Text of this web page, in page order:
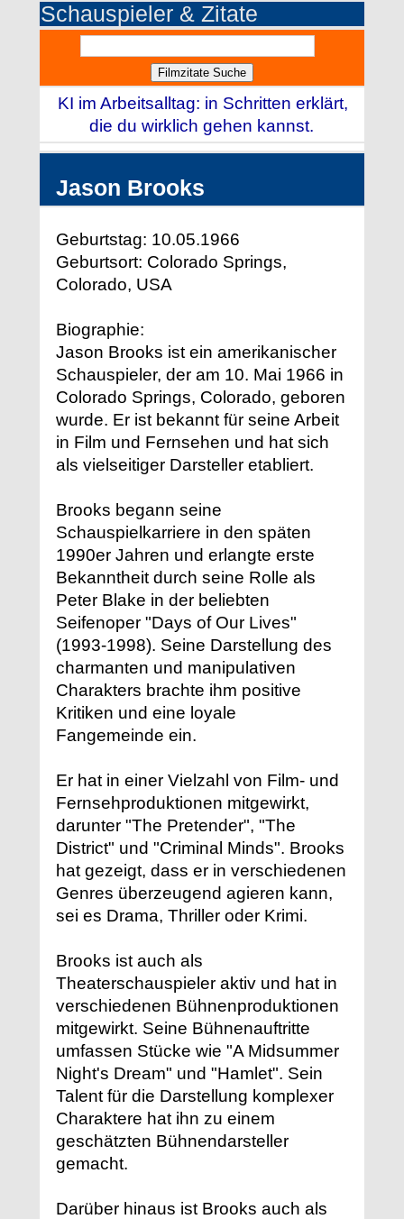
Schauspieler & Zitate
KI im Arbeitsalltag: in Schritten erklärt,
die du wirklich gehen kannst.
Jason Brooks
Geburtstag: 10.05.1966
Geburtsort: Colorado Springs,
Colorado, USA
Biographie:
Jason Brooks ist ein amerikanischer
Schauspieler, der am 10. Mai 1966 in
Colorado Springs, Colorado, geboren
wurde. Er ist bekannt für seine Arbeit
in Film und Fernsehen und hat sich
als vielseitiger Darsteller etabliert.
Brooks begann seine
Schauspielkarriere in den späten
1990er Jahren und erlangte erste
Bekanntheit durch seine Rolle als
Peter Blake in der beliebten
Seifenoper "Days of Our Lives"
(1993-1998). Seine Darstellung des
charmanten und manipulativen
Charakters brachte ihm positive
Kritiken und eine loyale
Fangemeinde ein.
Er hat in einer Vielzahl von Film- und
Fernsehproduktionen mitgewirkt,
darunter "The Pretender", "The
District" und "Criminal Minds". Brooks
hat gezeigt, dass er in verschiedenen
Genres überzeugend agieren kann,
sei es Drama, Thriller oder Krimi.
Brooks ist auch als
Theaterschauspieler aktiv und hat in
verschiedenen Bühnenproduktionen
mitgewirkt. Seine Bühnenauftritte
umfassen Stücke wie "A Midsummer
Night's Dream" und "Hamlet". Sein
Talent für die Darstellung komplexer
Charaktere hat ihn zu einem
geschätzten Bühnendarsteller
gemacht.
Darüber hinaus ist Brooks auch als